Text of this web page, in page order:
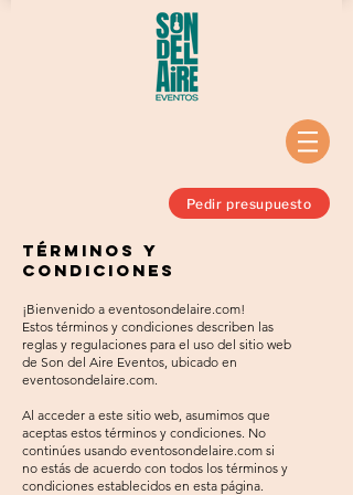
Pedir presupuesto
Términos y
condiciones
¡Bienvenido a eventosondelaire.com!
Estos términos y condiciones describen las
reglas y regulaciones para el uso del sitio web
de Son del Aire Eventos, ubicado en
eventosondelaire.com.
Al acceder a este sitio web, asumimos que
aceptas estos términos y condiciones. No
continúes usando eventosondelaire.com si
no estás de acuerdo con todos los términos y
condiciones establecidos en esta página.